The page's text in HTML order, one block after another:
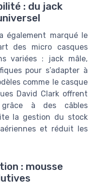
: du jack
également marqué le
des micro casques
variées : jack mâle,
pour s’adapter à
comme le casque
David Clark offrent
à des câbles
la gestion du stock
et réduit les
: mousse